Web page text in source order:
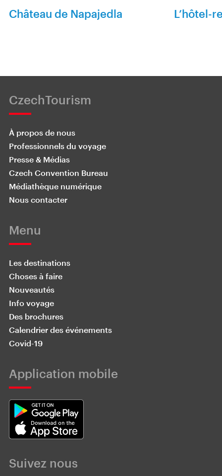
Château de Napajedla L’hôtel-
CzechTourism
À propos de nous
Professionnels du voyage
Presse & Médias
Czech Convention Bureau
Médiathèque numérique
Nous contacter
Menu
Les destinations
Choses à faire
Nouveautés
Info voyage
Des brochures
Calendrier des événements
Covid-19
Application mobile
Suivez nous